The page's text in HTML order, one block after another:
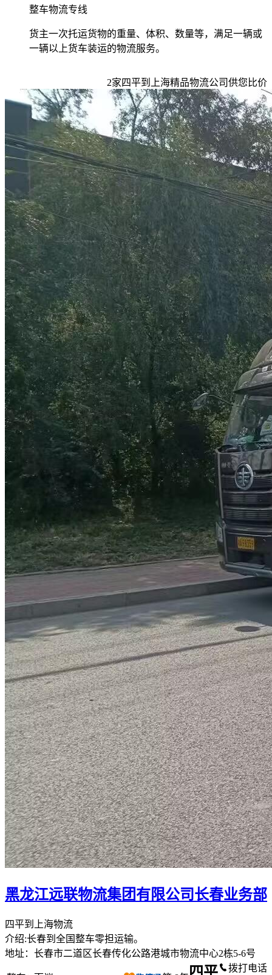
整车物流专线
货主一次托运货物的重量、体积、数量等，满足一辆或
一辆以上货车装运的物流服务。
2家四平到上海精品物流公司供您比价
黑龙江远联物流集团有限公司长春业务部
四平到上海物流
介绍:长春到全国整车零担运输。
地址：长春市二道区长春传化公路港城市物流中心2栋5-6号
拨打电话
四平